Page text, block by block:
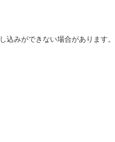
込みができない場合があります。